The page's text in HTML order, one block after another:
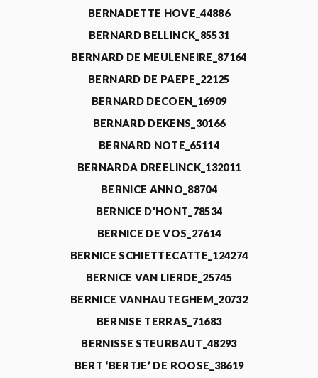
BERNADETTE HOVE_44886
BERNARD BELLINCK_85531
BERNARD DE MEULENEIRE_87164
BERNARD DE PAEPE_22125
BERNARD DECOEN_16909
BERNARD DEKENS_30166
BERNARD NOTE_65114
BERNARDA DREELINCK_132011
BERNICE ANNO_88704
BERNICE D’HONT_78534
BERNICE DE VOS_27614
BERNICE SCHIETTECATTE_124274
BERNICE VAN LIERDE_25745
BERNICE VANHAUTEGHEM_20732
BERNISE TERRAS_71683
BERNISSE STEURBAUT_48293
BERT ‘BERTJE’ DE ROOSE_38619